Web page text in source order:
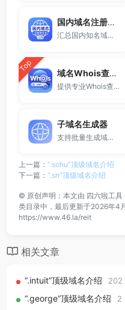
国内域名注册商大全
汇总国内知名域名注册商与服务平台。
Top 域名Whois查询工具
提供专业Whois查询与域名信息查询服务，支持查询域名注册信息、注册商、到期时间及DNS记录，适用于域名检测、SEO分析及站长工具使用。
子域名生成器
支持批量生成域名与泛解析子域名，适用于站群部署、SEO测试与开发环境使用。
上一篇： “.sohu”顶级域名介绍
下一篇： “.sn”顶级域名介绍
© 原创声明：本文由 四六啦工具
类目录中，最后更新于2026年4
https://www.46.la/reit
相关文章
“.intuit”顶级域名介绍
“.george”顶级域名介绍